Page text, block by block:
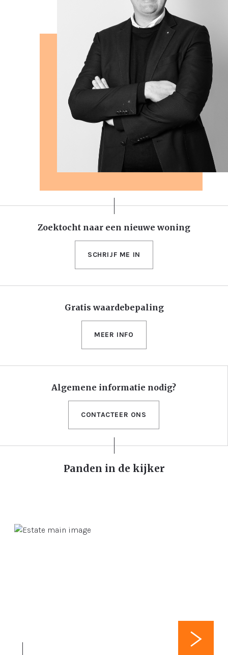
Zoektocht naar een nieuwe woning
SCHRIJF ME IN
Gratis waardebepaling
MEER INFO
Algemene informatie nodig?
CONTACTEER ONS
Panden in de kijker